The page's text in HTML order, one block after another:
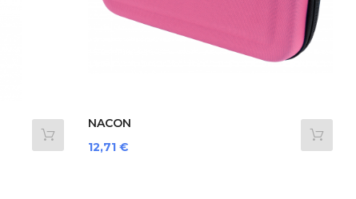
NACON
Prezzo
12,71 €